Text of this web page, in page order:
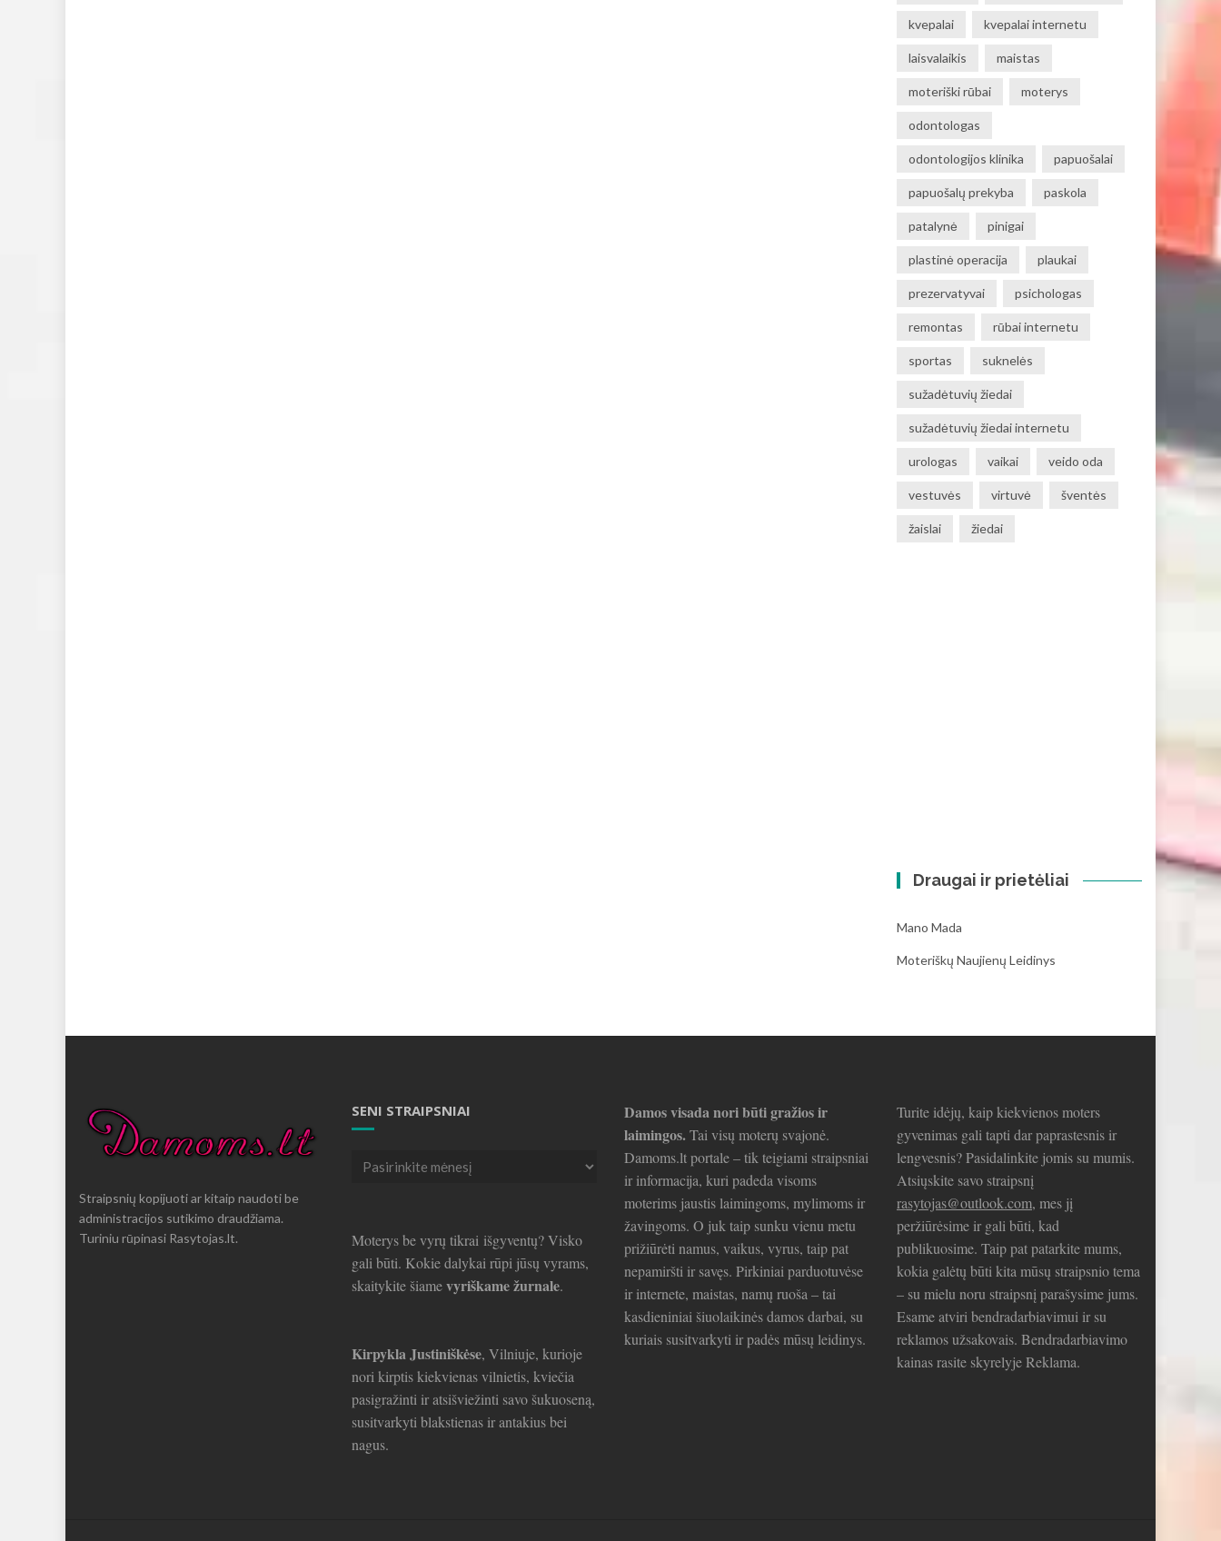
kvepalai kvepalai internetu
laisvalaikis maistas
moteriški rūbai moterys
odontologas
odontologijos klinika papuošalai
papuošalų prekyba paskola
patalynė pinigai
plastinė operacija plaukai
prezervatyvai psichologas
remontas rūbai internetu
sportas suknelės
sužadėtuvių žiedai
sužadėtuvių žiedai internetu
urologas vaikai veido oda
vestuvės virtuvė šventės
žaislai žiedai
Draugai ir prietėliai
Mano Mada
Moteriškų Naujienų Leidinys
Straipsnių kopijuoti ar kitaip naudoti be
administracijos sutikimo draudžiama.
Turiniu rūpinasi Rasytojas.lt.
SENI STRAIPSNIAI
Seni
Moterys be vyrų tikrai išgyventų? Visko
gali būti. Kokie dalykai rūpi jūsų vyrams,
skaitykite šiamevyriškame žurnale.
Kirpykla Justiniškėse, Vilniuje, kurioje
nori kirptis kiekvienas vilnietis, kviečia
pasigražinti ir atsišviežinti savo šukuoseną,
susitvarkyti blakstienas ir antakius bei
nagus.
Damos visada nori būti gražios ir
laimingos.Tai visų moterų svajonė.
Damoms.lt portale – tik teigiami straipsniai
ir informacija, kuri padeda visoms
moterims jaustis laimingoms, mylimoms ir
žavingoms. O juk taip sunku vienu metu
prižiūrėti namus, vaikus, vyrus, taip pat
nepamiršti ir savęs. Pirkiniai parduotuvėse
ir internete, maistas, namų ruoša – tai
kasdieniniai šiuolaikinės damos darbai, su
kuriais susitvarkyti ir padės mūsų leidinys.
Turite idėjų, kaip kiekvienos moters
gyvenimas gali tapti dar paprastesnis ir
lengvesnis? Pasidalinkite jomis su mumis.
Atsiųskite savo straipsnį
rasytojas@outlook.com, mes jį
peržiūrėsime ir gali būti, kad
publikuosime. Taip pat patarkite mums,
kokia galėtų būti kita mūsų straipsnio tema
– su mielu noru straipsnį parašysime jums.
Esame atviri bendradarbiavimui ir su
reklamos užsakovais. Bendradarbiavimo
kainas rasite skyrelyje Reklama.